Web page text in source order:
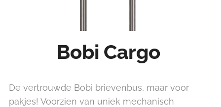
Bobi Cargo
De vertrouwde Bobi brievenbus, maar voor
pakjes! Voorzien van uniek mechanisch